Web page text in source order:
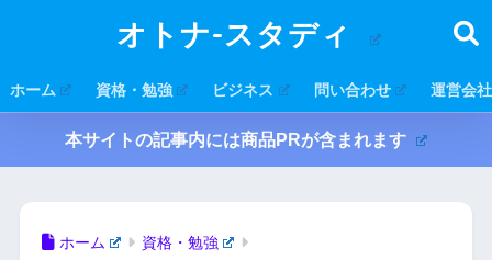
オトナ-スタディ
ホーム 資格・勉強 ビジネス 問い合わせ 運営会社
本サイトの記事内には商品PRが含まれます
ホーム 資格・勉強